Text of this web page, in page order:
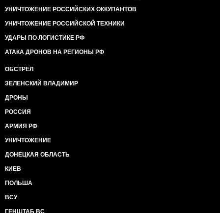
УНИЧТОЖЕНИЕ РОССИЙСКИХ ОККУПАНТОВ
УНИЧТОЖЕНИЕ РОССИЙСКОЙ ТЕХНИКИ
УДАРЫ ПО ЛОГИСТИКЕ РФ
АТАКА ДРОНОВ НА РЕГИОНЫ РФ
ОБСТРЕЛ
ЗЕЛЕНСКИЙ ВЛАДИМИР
ДРОНЫ
РОССИЯ
АРМИЯ РФ
УНИЧТОЖЕНИЕ
ДОНЕЦКАЯ ОБЛАСТЬ
КИЕВ
ПОЛЬША
ВСУ
ГЕНШТАБ ВС